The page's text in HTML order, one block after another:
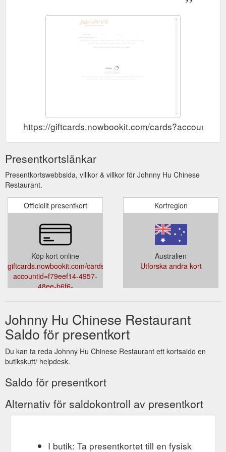
https://giftcards.nowbookit.com/
Presentkortslänkar
Presentkortswebbsida, villkor & villkor för Johnny Hu Chinese
Restaurant.
Officiellt presentkort
Köp kort online
giftcards.nowbookit.com/cards?
accountid=f79eef14-4957-
48ee-b6f6-
Kortregion
Australien
Utforska andra kort
Johnny Hu Chinese Restaurant
Saldo för presentkort
Du kan ta reda Johnny Hu Chinese Restaurant ett kortsaldo en
butikskutt/ helpdesk.
Saldo för presentkort
Alternativ för saldokontroll av presentkort
I butik: Ta presentkortet till en fysisk